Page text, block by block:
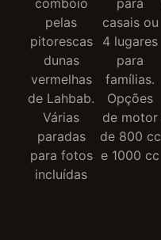
comboio
pelas
pitorescas
dunas
vermelhas
de Lahbab.
Várias
paradas
para fotos
incluídas
para
casais ou
4 lugares
para
famílias.
Opções
de motor
de 800 cc
e 1000 cc